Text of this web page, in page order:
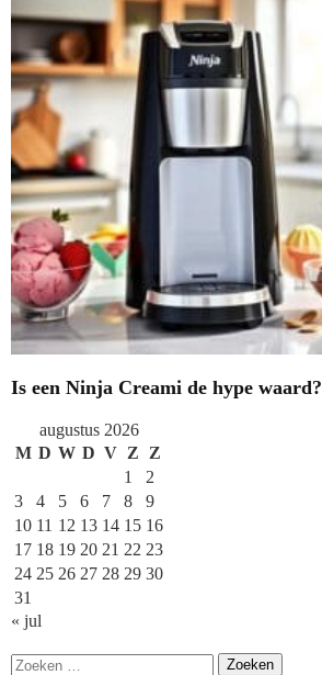
Is een Ninja Creami de hype waard?
augustus 2026
M D W D V Z Z
1
2
3
4 5 6 7 8
9
10 11 12 13 14 15 16
17 18 19 20 21 22 23
24 25 26 27 28 29 30
31
« jul